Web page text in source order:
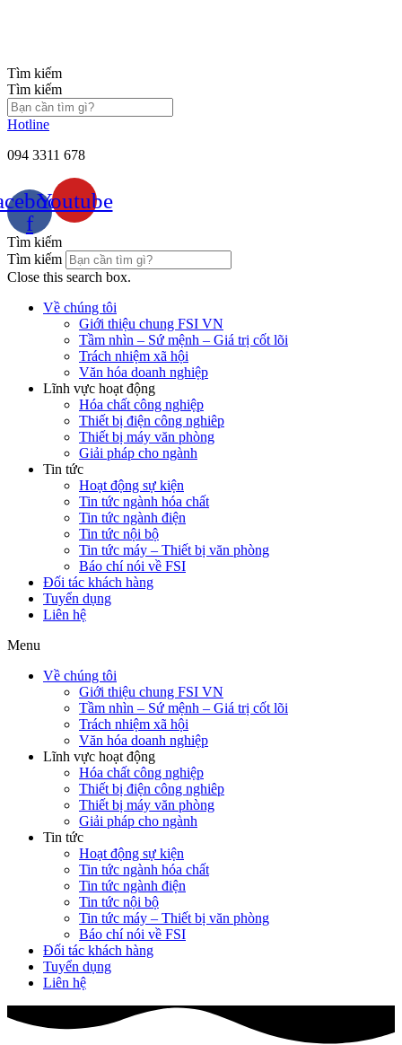
Tìm kiếm
Tìm kiếm
Hotline
094 3311 678
f
Youtube
Tìm kiếm
Tìm kiếm
Close this search box.
Về chúng tôi
Giới thiệu chung FSI VN
Tầm nhìn – Sứ mệnh – Giá trị cốt lõi
Trách nhiệm xã hội
Văn hóa doanh nghiệp
Lĩnh vực hoạt động
Hóa chất công nghiệp
Thiết bị điện công nghiêp
Thiết bị máy văn phòng
Giải pháp cho ngành
Tin tức
Hoạt động sự kiện
Tin tức ngành hóa chất
Tin tức ngành điện
Tin tức nội bộ
Tin tức máy – Thiết bị văn phòng
Báo chí nói về FSI
Đối tác khách hàng
Tuyển dụng
Liên hệ
Menu
Về chúng tôi
Giới thiệu chung FSI VN
Tầm nhìn – Sứ mệnh – Giá trị cốt lõi
Trách nhiệm xã hội
Văn hóa doanh nghiệp
Lĩnh vực hoạt động
Hóa chất công nghiệp
Thiết bị điện công nghiêp
Thiết bị máy văn phòng
Giải pháp cho ngành
Tin tức
Hoạt động sự kiện
Tin tức ngành hóa chất
Tin tức ngành điện
Tin tức nội bộ
Tin tức máy – Thiết bị văn phòng
Báo chí nói về FSI
Đối tác khách hàng
Tuyển dụng
Liên hệ